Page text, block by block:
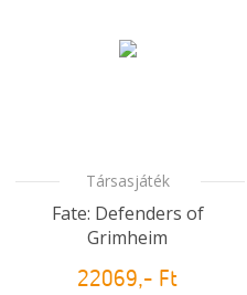
Társasjáték
Fate: Defenders of
Grimheim
22069,- Ft